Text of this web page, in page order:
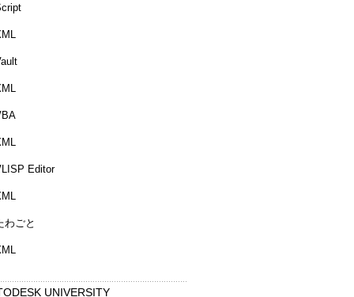
Editor
わごと
UNIVERSITY